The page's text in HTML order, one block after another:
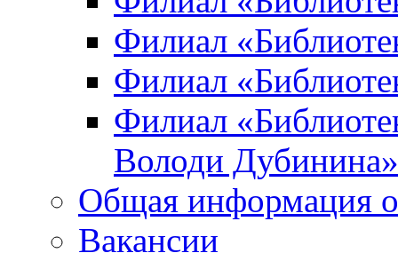
Филиал
Филиал
Филиал
Володи Дубинина»
Общая информация
Вакансии